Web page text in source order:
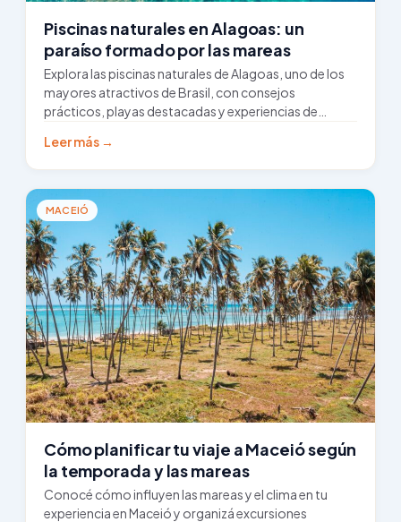
Piscinas naturales en Alagoas: un
paraíso formado por las mareas
Explora las piscinas naturales de Alagoas, uno de los
mayores atractivos de Brasil, con consejos
prácticos, playas destacadas y experiencias de
Leer más →
MACEIÓ
Cómo planificar tu viaje a Maceió según
la temporada y las mareas
Conocé cómo influyen las mareas y el clima en tu
experiencia en Maceió y organizá excursiones